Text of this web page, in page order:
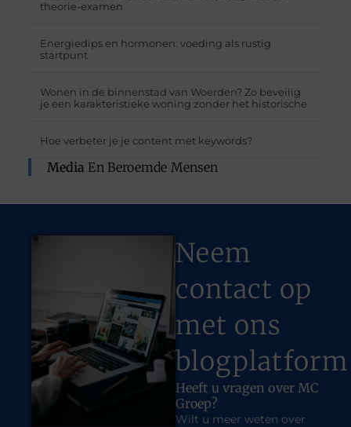
theorie-examen
Energiedips en hormonen: voeding als rustig
startpunt
Wonen in de binnenstad van Woerden? Zo beveilig
je een karakteristieke woning zonder het historische
Hoe verbeter je je content met keywords?
Media En Beroemde Mensen
Neem
contact op
met ons
blogplatform
Heeft u vragen over MC
Groep?
Wilt u meer weten over